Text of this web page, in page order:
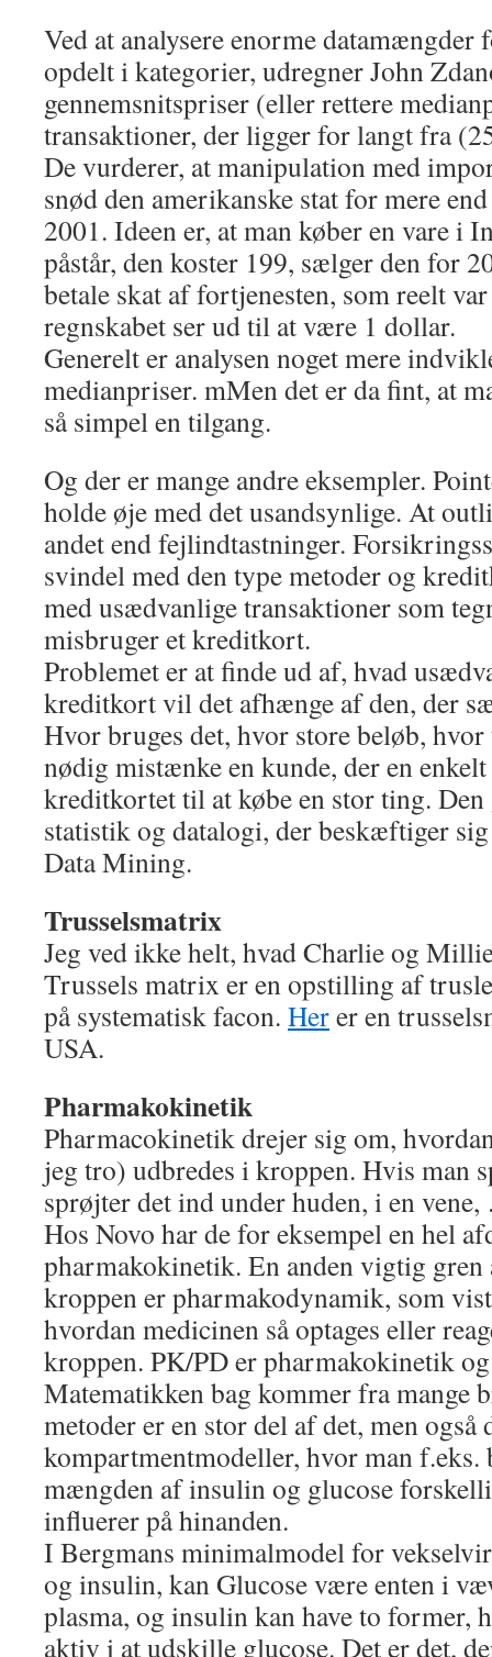
Ved at analysere enorme
opdelt i kategorier, udregner John
gennemsnitspriser (eller rettere
transaktioner, der ligger for langt fra
De vurderer, at manipulation med
snød den amerikanske stat for mere
2001. Ideen er, at man køber en vare i
påstår, den koster 199, sælger den for
betale skat af fortjenesten, som reelt
regnskabet ser ud til at være 1 dollar.
Generelt er analysen noget mere
medianpriser. mMen det er da fint, at
så simpel en tilgang.
Og der er mange andre eksempler.
holde øje med det usandsynlige. At
andet end fejlindtastninger.
svindel med den type metoder og
med usædvanlige transaktioner som
misbruger et kreditkort.
Problemet er at finde ud af, hvad
kreditkort vil det afhænge af den, der
Hvor bruges det, hvor store beløb,
nødig mistænke en kunde, der en
kreditkortet til at købe en stor ting.
statistik og datalogi, der beskæftiger
Data Mining.
Trusselsmatrix
Jeg ved ikke helt, hvad Charlie og
Trussels matrix er en opstilling af
på systematisk facon. Herer en
USA.
Pharmakokinetik
Pharmacokinetik drejer sig om,
jeg tro) udbredes i kroppen. Hvis man
sprøjter det ind under huden, i en
Hos Novo har de for eksempel en hel
pharmakokinetik. En anden vigtig
kroppen er pharmakodynamik, som
hvordan medicinen så optages eller
kroppen. PK/PD er pharmakokinetik
Matematikken bag kommer fra mange
metoder er en stor del af det, men
kompartmentmodeller, hvor man f.eks.
mængden af insulin og glucose
influerer på hinanden.
I Bergmans minimalmodel for
og insulin, kan Glucose være enten i
plasma, og insulin kan have to former,
aktiv i at udskille glucose. Det er det,